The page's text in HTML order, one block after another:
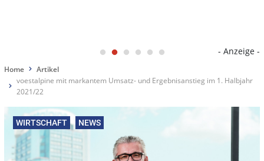
- Anzeige -
Home
Artikel
voestalpine mit markantem Umsatz- und Ergebnisanstieg im 1. Halbjahr
2021/22
WIRTSCHAFT NEWS